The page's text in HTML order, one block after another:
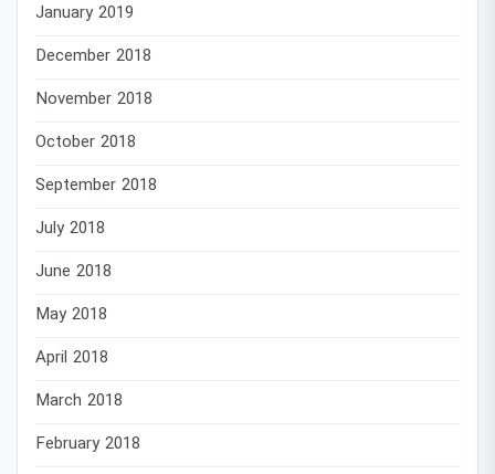
January 2019
December 2018
November 2018
October 2018
September 2018
July 2018
June 2018
May 2018
April 2018
March 2018
February 2018